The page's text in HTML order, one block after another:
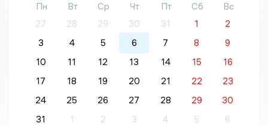
Пн Вт Ср Чт Пт Сб
Вс
27
28 29 30 31 1
2
3
4 5 6 7 8
9
10
11 12 13 14 15
16
17
18 19 20 21 22
23
24
25 26 27 28 29
30
31
1 2 3 4 5 6